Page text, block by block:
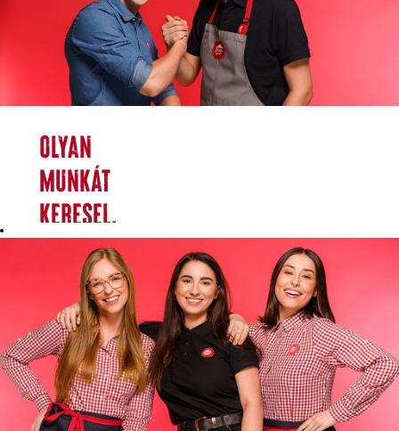
Olyan
munkát
keresel,
amely
megfelel az
ambícióidnak
és
igényeidnek?
Nálunk